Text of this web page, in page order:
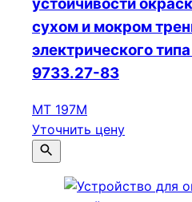
устойчивости
сухом и мокром
электрического
9733.27-83
МТ 197М
Уточнить цену